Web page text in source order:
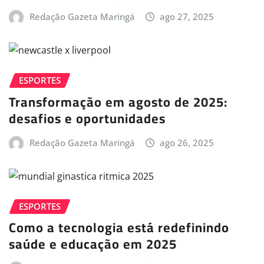
Redação Gazeta Maringá ago 27, 2025
ESPORTES
Transformação em agosto de 2025:
desafios e oportunidades
Redação Gazeta Maringá ago 26, 2025
ESPORTES
Como a tecnologia está redefinindo
saúde e educação em 2025